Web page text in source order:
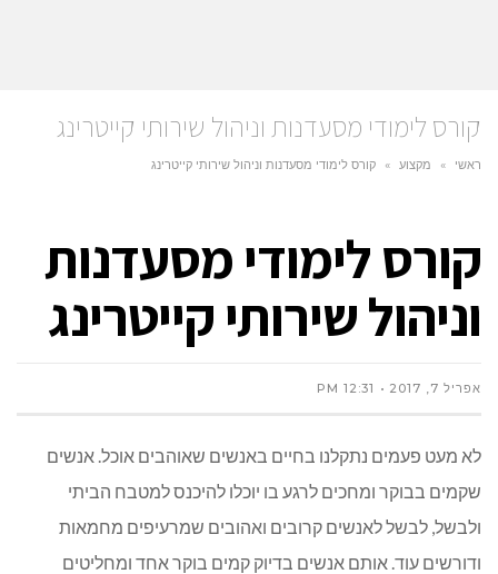
קורס לימודי מסעדנות וניהול שירותי קייטרינג
ראשי » מקצוע » קורס לימודי מסעדנות וניהול שירותי קייטרינג
קורס לימודי מסעדנות
וניהול שירותי קייטרינג
אפריל 7, 2017 12:31 PM
לא מעט פעמים נתקלנו בחיים באנשים שאוהבים אוכל. אנשים
שקמים בבוקר ומחכים לרגע בו יוכלו להיכנס למטבח הביתי
ולבשל, לבשל לאנשים קרובים ואהובים שמרעיפים מחמאות
ודורשים עוד. אותם אנשים בדיוק קמים בוקר אחד ומחליטים